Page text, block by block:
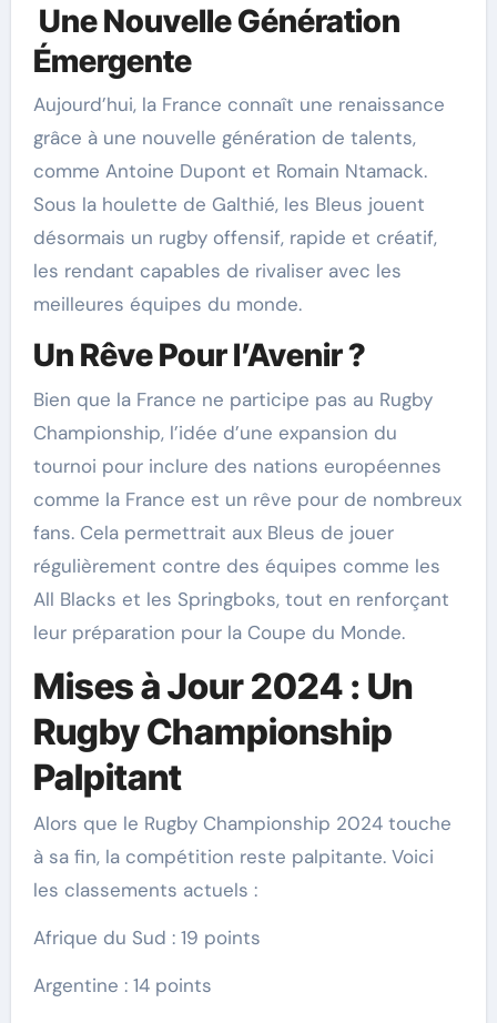
Une Nouvelle Génération
Émergente
Aujourd’hui, la France connaît une renaissance
grâce à une nouvelle génération de talents,
comme Antoine Dupont et Romain Ntamack.
Sous la houlette de Galthié, les Bleus jouent
désormais un rugby offensif, rapide et créatif,
les rendant capables de rivaliser avec les
meilleures équipes du monde.
Un Rêve Pour l’Avenir ?
Bien que la France ne participe pas au Rugby
Championship, l’idée d’une expansion du
tournoi pour inclure des nations européennes
comme la France est un rêve pour de nombreux
fans. Cela permettrait aux Bleus de jouer
régulièrement contre des équipes comme les
All Blacks et les Springboks, tout en renforçant
leur préparation pour la Coupe du Monde.
Mises à Jour 2024 : Un
Rugby Championship
Palpitant
Alors que le Rugby Championship 2024 touche
à sa fin, la compétition reste palpitante. Voici
les classements actuels :
Afrique du Sud : 19 points
Argentine : 14 points